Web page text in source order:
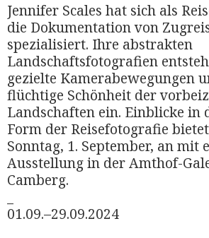
Jennifer Scales hat sich als
die Dokumentation von
spezialisiert. Ihre abstrakten
Landschaftsfotografien
gezielte Kamerabewegungen
flüchtige Schönheit der
Landschaften ein. Einblicke in
Form der Reisefotografie
Sonntag, 1. September, an mit
Ausstellung in der Amthof-
Camberg.
01.09.–29.09.2024